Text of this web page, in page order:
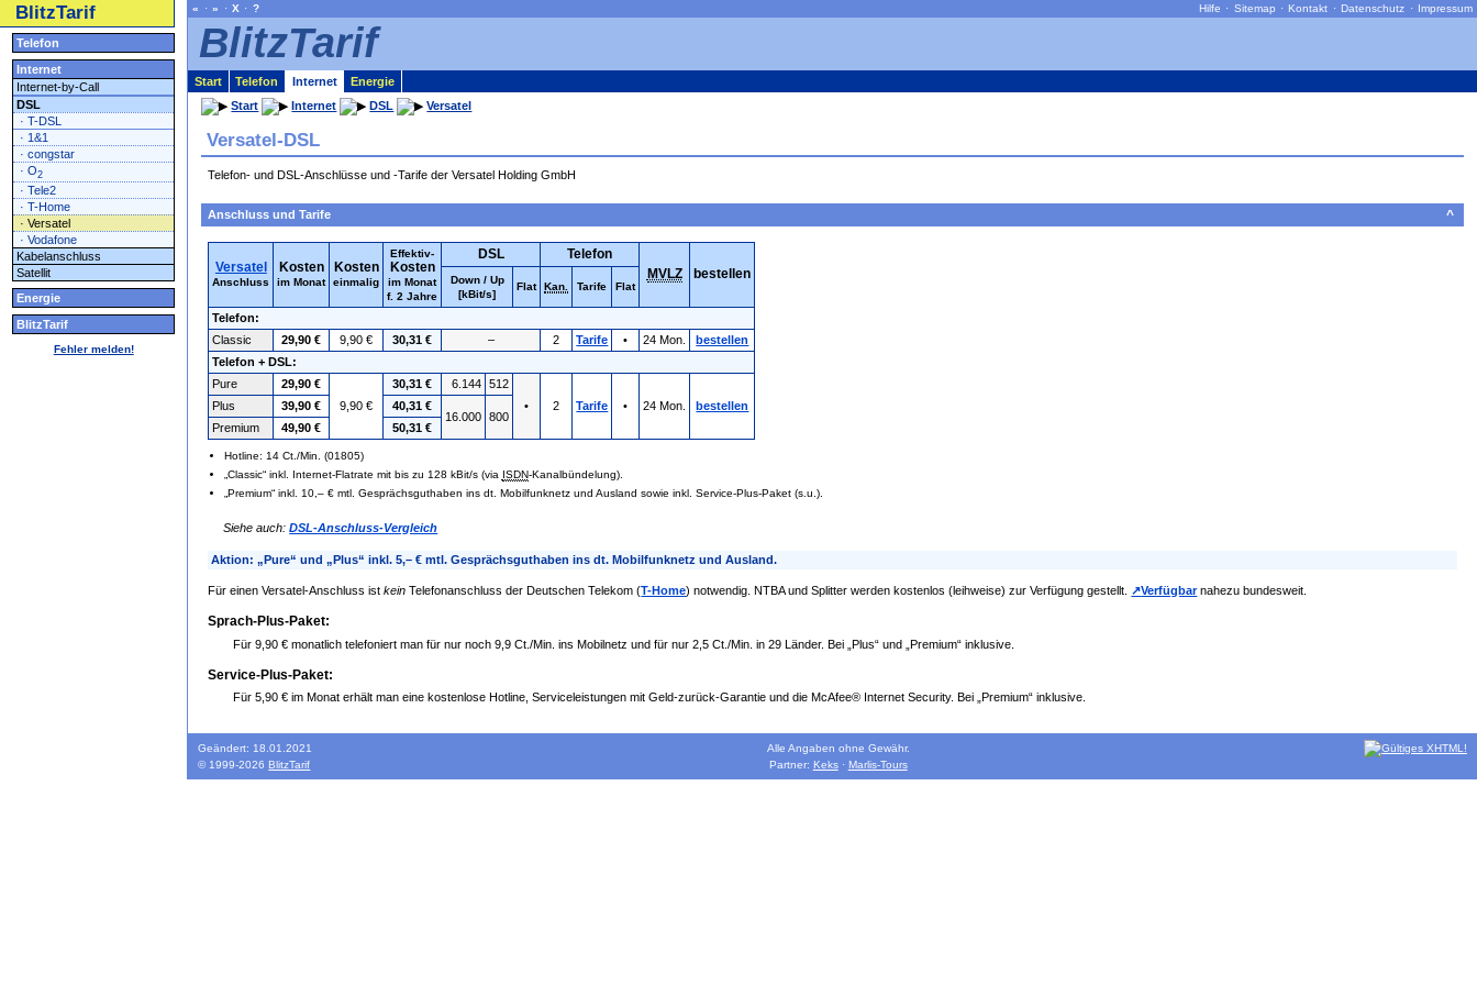
Versatel-DSL
Telefon- und DSL-Anschlüsse und -Tarife der Versatel Holding GmbH
^
Anschluss und Tarife
Versatel
Anschluss
Kosten
im Monat
Kosten
einmalig
Effektiv-
Kosten
im Monat
f. 2 Jahre
DSL
Telefon
MVLZ
bestellen
Down / Up
[kBit/s]
Flat Kan. Tarife Flat
Telefon:
Classic
29,90 € 9,90 € 30,31 € – 2 Tarife • 24 Mon.
bestellen
Telefon + DSL:
Pure
29,90 €
9,90 €
30,31 € 6.144
512
•
2 Tarife • 24 Mon. bestellen
Plus 39,90 €
40,31 €
16.000
800
Premium
49,90 € 50,31 €
Hotline: 14 Ct./Min. (01805)
„Classic“ inkl. Internet-Flatrate mit bis zu 128 kBit/s (via ISDN-Kanalbündelung).
„Premium“ inkl. 10,– € mtl. Gesprächsguthaben ins dt. Mobilfunknetz und Ausland sowie inkl. Service-Plus-Paket (s.u.).
Siehe auch:DSL-Anschluss-Vergleich
Aktion: „Pure“ und „Plus“ inkl. 5,– € mtl. Gesprächsguthaben ins dt. Mobilfunknetz und Ausland.
Für einen Versatel-Anschluss istkein Telefonanschluss der Deutschen Telekom (T-Home) notwendig. NTBA und Splitter werden kostenlos (leihweise) zur Verfügung gestellt. Verfügbarnahezu bundesweit.
Sprach-Plus-Paket:
Für 9,90 € monatlich telefoniert man für nur noch 9,9 Ct./Min. ins Mobilnetz und für nur 2,5 Ct./Min. in 29 Länder. Bei „Plus“ und „Premium“ inklusive.
Service-Plus-Paket:
Für 5,90 € im Monat erhält man eine kostenlose Hotline, Serviceleistungen mit Geld-zurück-Garantie und die McAfee® Internet Security. Bei „Premium“ inklusive.
BlitzTarif
Telefon
Internet
Internet-by-Call
DSL
· T-DSL
· 1&1
· congstar
· O2
· Tele2
· T-Home
· Versatel
· Vodafone
Kabelanschluss
Satellit
Energie
BlitzTarif
Fehler melden!
Hilfe · Sitemap · Kontakt · Datenschutz · Impressum
« · » · X · ?
BlitzTarif
Start Telefon Internet
Energie
Start
Internet DSL Versatel
Geändert: 18.01.2021
© 1999-2026BlitzTarif
Alle Angaben ohne Gewähr.
Partner: Keks· Marlis-Tours